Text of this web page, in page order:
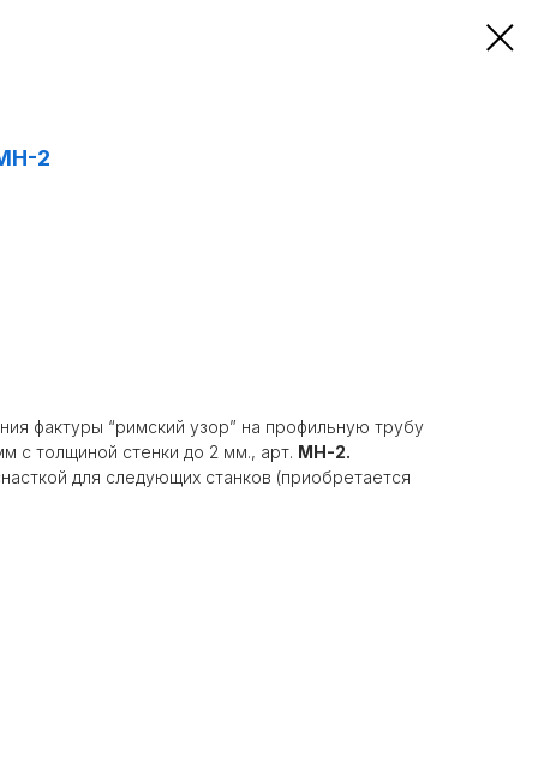
2
фактуры “римский узор” на профильную трубу
с толщиной стенки до 2 мм., арт. МН-2.
для следующих станков (приобретается